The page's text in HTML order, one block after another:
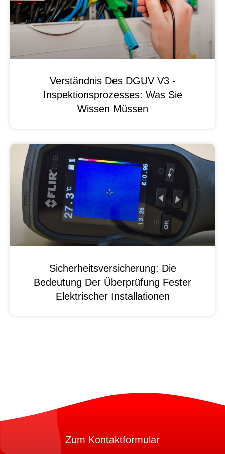
Verständnis Des DGUV V3 -
Inspektionsprozesses: Was Sie
Wissen Müssen
Sicherheitsversicherung: Die
Bedeutung Der Überprüfung Fester
Elektrischer Installationen
Zum Kontaktformular